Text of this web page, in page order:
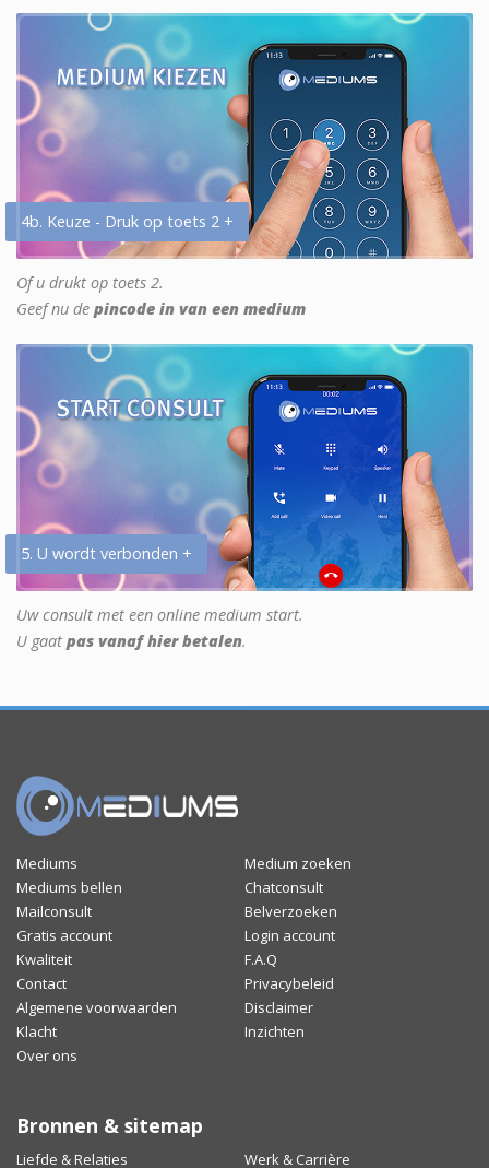
4b. Keuze - Druk op toets 2 +
Of u drukt op toets 2.
Geef nu de pincode in van een medium
5. U wordt verbonden +
Uw consult met een online medium start.
U gaat pas vanaf hier betalen.
Mediums
Medium zoeken
Mediums bellen
Chatconsult
Mailconsult
Belverzoeken
Gratis account
Login account
Kwaliteit
F.A.Q
Contact
Privacybeleid
Algemene voorwaarden
Disclaimer
Klacht
Inzichten
Over ons
Bronnen & sitemap
Liefde & Relaties Werk & Carrière